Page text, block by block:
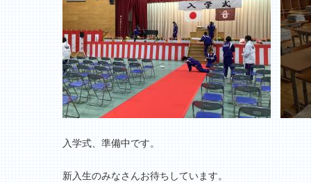
入学式、準備中です。
新入生のみなさんお待ちしています。